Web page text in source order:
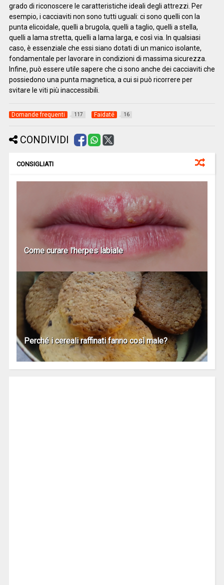
grado di riconoscere le caratteristiche ideali degli attrezzi. Per
esempio, i cacciaviti non sono tutti uguali: ci sono quelli con la
punta elicoidale, quelli a brugola, quelli a taglio, quelli a stella,
quelli a lama stretta, quelli a lama larga, e così via. In qualsiasi
caso, è essenziale che essi siano dotati di un manico isolante,
fondamentale per lavorare in condizioni di massima sicurezza.
Infine, può essere utile sapere che ci sono anche dei cacciaviti che
possiedono una punta magnetica, a cui si può ricorrere per
svitare le viti più inaccessibili.
Domande frequenti 117 Faidaté 16
CONDIVIDI
CONSIGLIATI
Come curare l'herpes labiale
Perché i cereali raffinati fanno così male?